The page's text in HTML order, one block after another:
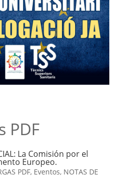
PDF
La Comisión por el
Europeo.
PDF, Eventos, NOTAS DE